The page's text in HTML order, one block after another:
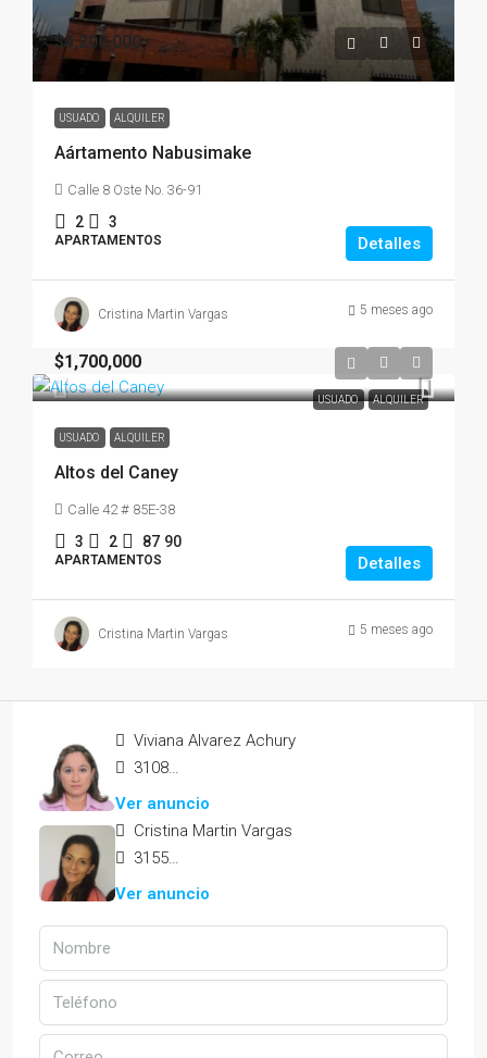
$4,200,000
USUADO ALQUILER
Aártamento Nabusimake
Calle 8 Oste No. 36-91
2 3
APARTAMENTOS Detalles
Cristina Martin Vargas 5 meses ago
USUADO ALQUILER
$1,700,000
USUADO ALQUILER
Altos del Caney
Calle 42 # 85E-38
3 2 87 90
APARTAMENTOS Detalles
Cristina Martin Vargas 5 meses ago
Viviana Alvarez Achury
3108365479
Ver anuncio
Cristina Martin Vargas
3155212570
Ver anuncio